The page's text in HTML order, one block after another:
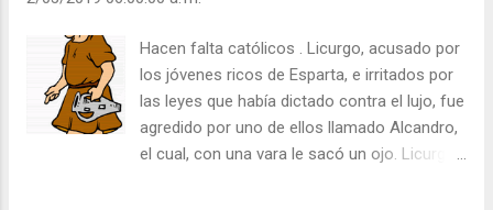
persona de la desesperación y hasta del
y dan optimismo o ponen tristeza y
pesimismo? Julián Escobar. | Lecturas del
Día (+ Leer ). | Evangelio y Meditación (+ Leer
) | | Santo del día (+ Leer ) | Laudes (+ Leer )
| Vísperas (+ Leer ) |
Hacen falta católicos . Licurgo, acusado por
los jóvenes ricos de Esparta, e irritados por
las leyes que había dictado contra el lujo, fue
agredido por uno de ellos llamado Alcandro,
el cual, con una vara le sacó un ojo. Licurgo